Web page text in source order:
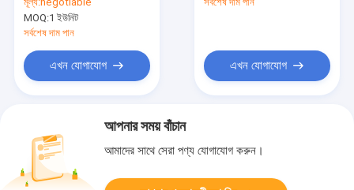
MOQ:1 ইউনিট
সর্বশেষ দাম পান
এখন যোগাযোগ
অফসেট হপার এবং বালতি লিফট
এখন যোগাযোগ
আপনার সময় বাঁচান
আমাদের সাথে সেরা পণ্য যোগাযোগ করুন।